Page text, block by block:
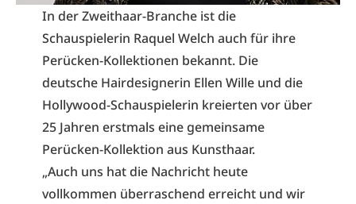
In der Zweithaar-Branche ist die
Schauspielerin Raquel Welch auch für ihre
Perücken-Kollektionen bekannt. Die
deutsche Hairdesignerin Ellen Wille und die
Hollywood-Schauspielerin kreierten vor über
25 Jahren erstmals eine gemeinsame
Perücken-Kollektion aus Kunsthaar.
„Auch uns hat die Nachricht heute
vollkommen überraschend erreicht und wir